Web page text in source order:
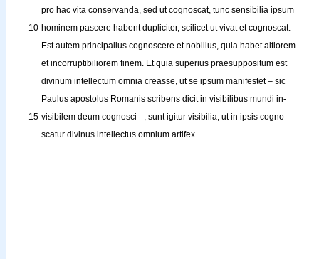
pro hac vita conservanda, sed ut cognoscat, tunc sensibilia ipsum
10 hominem pascere habent dupliciter, scilicet ut vivat et cognoscat.
Est autem principalius cognoscere et nobilius, quia habet altiorem
et incorruptibiliorem finem. Et quia superius praesuppositum est
divinum intellectum omnia creasse, ut se ipsum manifestet – sic
Paulus apostolus Romanis scribens dicit in visibilibus mundi in-
15 visibilem deum cognosci –, sunt igitur visibilia, ut in ipsis cogno-
scatur divinus intellectus omnium artifex.